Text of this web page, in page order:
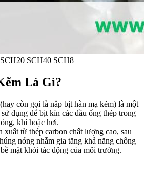
SCH40 SCH8
Là Gì?
còn gọi là nắp bịt hàn mạ kẽm) là một
dụng để bịt kín các đầu ống thép trong
khí hoặc hơi.
xuất từ thép carbon chất lượng cao, sau
nóng nhằm gia tăng khả năng chống
mặt khỏi tác động của môi trường.